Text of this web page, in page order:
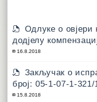
Одлуке о овјери
додјелу
16.8.2018
Закључак о
број: 05-1-07-1-
15.8.2018